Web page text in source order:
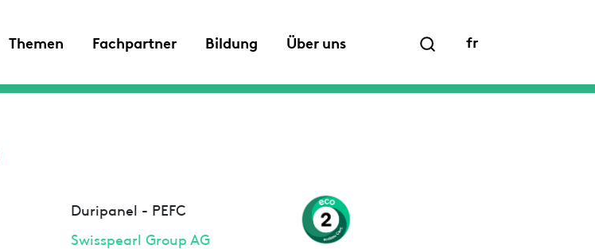
Themen Fachpartner Bildung Über uns fr
Duripanel - PEFC
Swisspearl Group AG